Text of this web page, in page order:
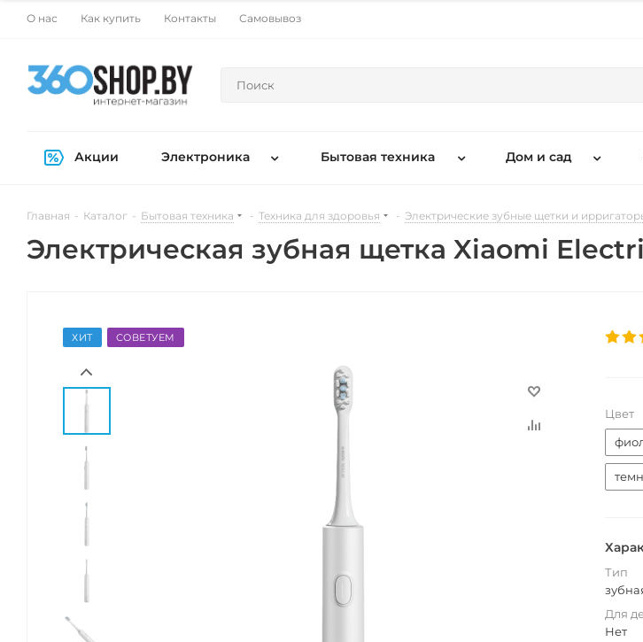
О нас Как купить Контакты Самовывоз
Акции Электроника Бытовая техника Дом и сад
Главная - Каталог - Бытовая техника - Техника для здоровья - Электрические зубные щетки и
Электрическая зубная щетка Xiaomi
ХИТ СОВЕТУЕМ
Цвет
Тип
Для
Нет